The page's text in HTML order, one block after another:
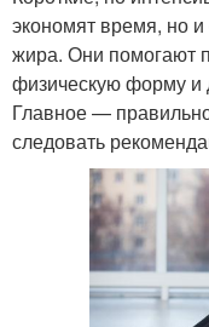
экономят время, но
жира. Они помогают
физическую форму и
Главное —
следовать